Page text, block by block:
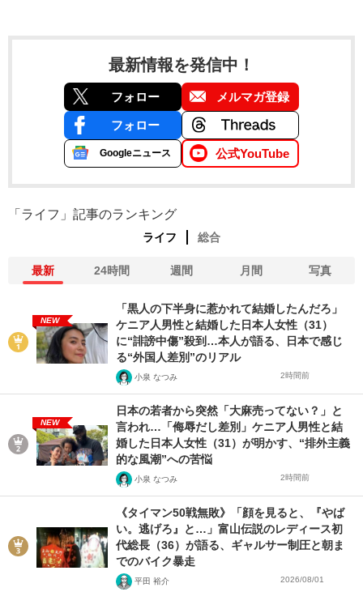
最新情報を発信中！
フォロー メルマガ登録
フォロー
Googleニュース 公式YouTube
「ライフ」記事のランキング
ライフ 総合
最新 24時間 週間 月間 写真
NEW
「黒人の下半身に惹かれて結婚したんだろ」
ケニア人男性と結婚した日本人女性（31）
に“誹謗中傷”殺到…本人が語る、日本で感じ
る“外国人差別”のリアル
小泉 なつみ 2時間前
NEW
日本の若者から突然「大麻売ってない？」と
言われ…「侮辱だし差別」ケニア人男性と結
婚した日本人女性（31）が明かす、“排外主義
的な風潮”への苦悩
小泉 なつみ 2時間前
《タイマン50戦無敗》「顔を見ると、『やば
い。逃げろ』と…」富山伝説のレディース初
代総長（36）が語る、ギャルサー制圧と朝ま
でのバイク暴走
平田 裕介 2026/08/01